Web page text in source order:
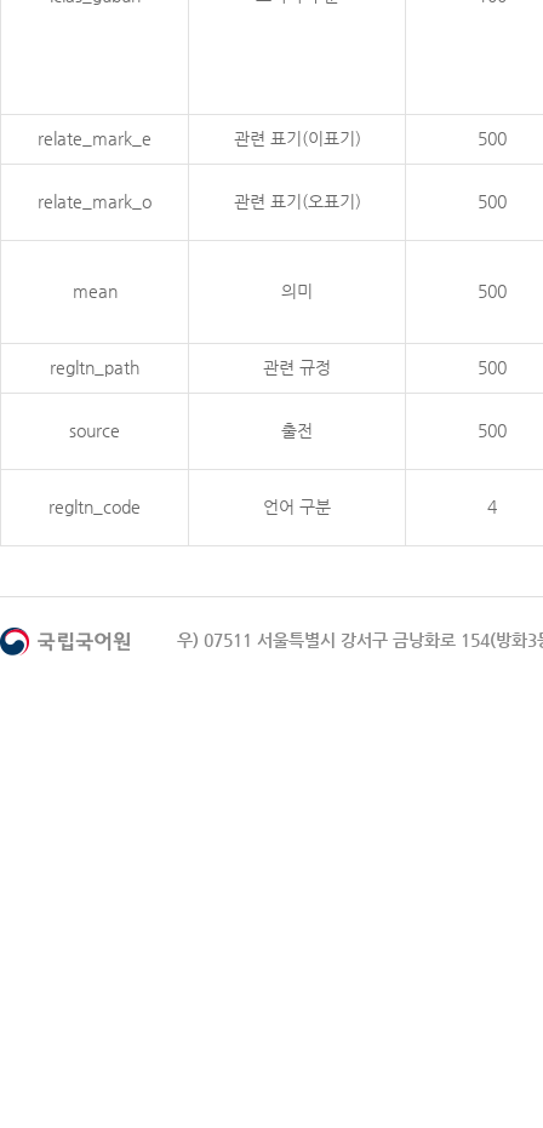
relate_mark_e 관련 표기(이표기) 500
relate_mark_o 관련 표기(오표기) 500
mean 의미 500
regltn_path 관련 규정 500
source 출전 500
regltn_code 언어 구분 4
우) 07511 서울특별시 강서구 금낭화로 154(방화3